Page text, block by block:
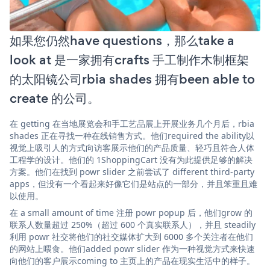
如果您仍然have questions，那么take a
look at 是一家拥有crafts 手工制作木制框架
的太阳镜公司rbia shades 拥有been able to
create 的公司。
在 getting 在当地展览会和手工艺品展上开展业务几个月后，rbia
shades 正在寻找一种在线销售方式。他们required the ability以
视觉上吸引人的方式向访客展示他们的产品质量、轻巧且符合人体
工程学的设计。他们的 1ShoppingCart 没有为此提供足够的解决
方案。他们在找到 powr slider 之前尝试了 different third-party
apps，但没有一个看起来好像它们是站点的一部分，并且笨重且难
以使用。
在 a small amount of time 注册 powr popup 后，他们grow 的
联系人数量超过 250%（超过 600 个真实联系人），并且 steadily
利用 powr 社交将他们的社交媒体扩大到 6000 多个关注者在他们
的网站上喂食。他们added powr slider 作为一种视觉方式来快速
向他们的客户展示coming to 主页上的产品在现实生活中的样子。